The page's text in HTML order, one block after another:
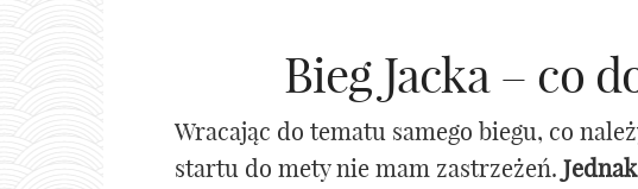
Bieg Jacka – co
Wracając do tematu samego biegu, co
startu do mety nie mam zastrzeżeń.